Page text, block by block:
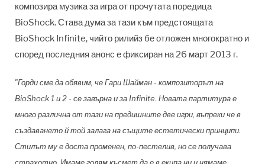
композира музика за игра от прочутата поредица
BioShock. Става дума за тази към предстоящата
BioShock Infinite, чийто рилийз бе отложен многократно и
според последния анонс е фиксиран на 26 март 2013 г.
"Горди сме да обявим, че Гари Шайман - композиторът на
BioShock 1 и 2 - се завърна и за Infinite. Новата партитура е
много различна от тази на предишните две игри, въпреки че в
създаването й той залага на същите естетически принципи.
Стилът му е доста променен, по-пестелив, но се получава